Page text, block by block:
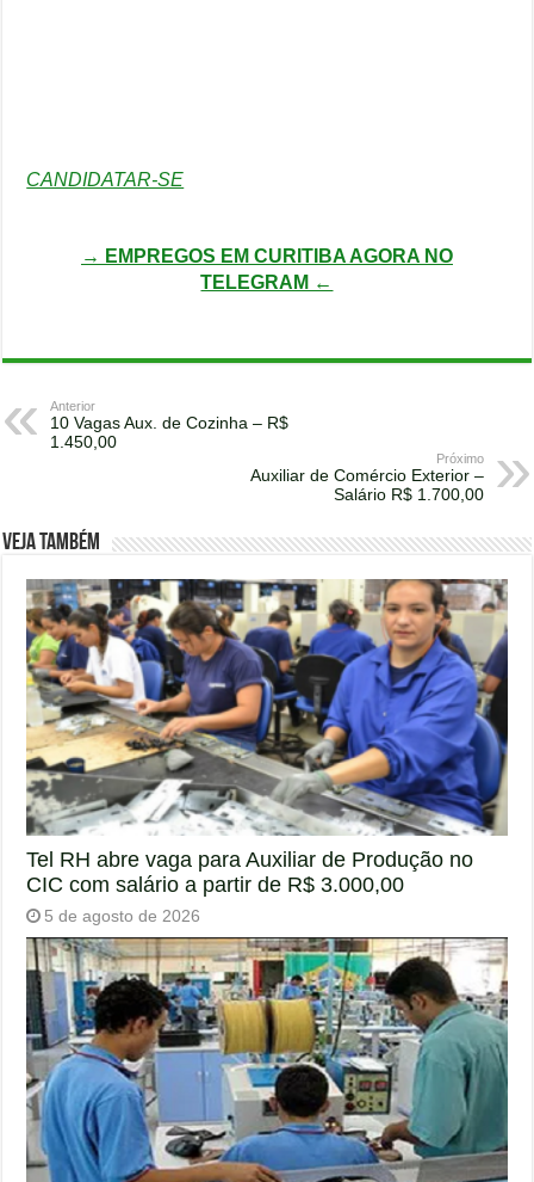
CANDIDATAR-SE
→ EMPREGOS EM CURITIBA AGORA NO
TELEGRAM ←
Anterior
10 Vagas Aux. de Cozinha – R$
1.450,00
Próximo
Auxiliar de Comércio Exterior –
Salário R$ 1.700,00
Veja também
Tel RH abre vaga para Auxiliar de Produção no
CIC com salário a partir de R$ 3.000,00
5 de agosto de 2026